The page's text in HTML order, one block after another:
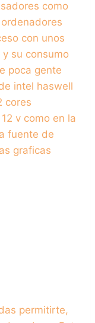
como
con unos
su consumo
poca gente
intel haswell
cores
v como en la
fuente de
graficas
permitirte,